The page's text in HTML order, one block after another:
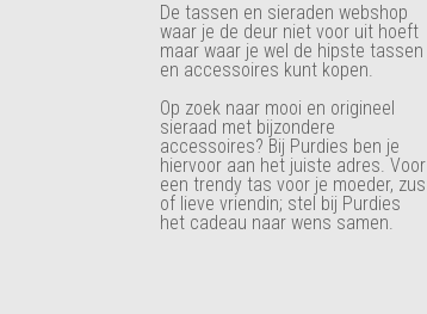
De tassen en sieraden webshop
waar je de deur niet voor uit hoeft
maar waar je wel de hipste tassen
en accessoires kunt kopen.
Op zoek naar mooi en origineel
sieraad met bijzondere
accessoires? Bij Purdies ben je
hiervoor aan het juiste adres. Voor
een trendy tas voor je moeder, zus
of lieve vriendin; stel bij Purdies
het cadeau naar wens samen.